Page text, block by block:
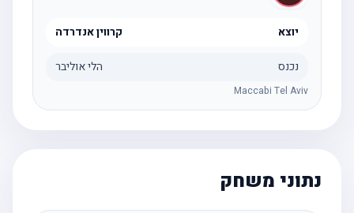
יוצא קרווין אנדרדה
נכנס הלי אוליבר
Maccabi Tel Aviv
נתוני משחק